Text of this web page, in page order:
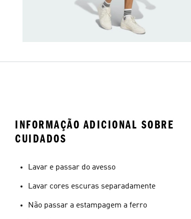
INFORMAÇÃO ADICIONAL SOBRE
CUIDADOS
Lavar e passar do avesso
Lavar cores escuras separadamente
Não passar a estampagem a ferro